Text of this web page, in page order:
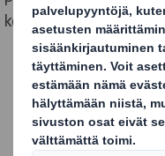
kestävää kehitystä.